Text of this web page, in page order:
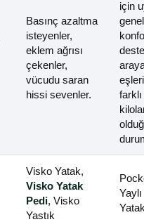
Basınç azaltma
isteyenler,
eklem ağrısı
çekenler,
vücudu saran
hissi sevenler.
için
genel
farklı
Visko Yatak,
Visko Yatak
Pedi, Visko
Yastık
Yaylı